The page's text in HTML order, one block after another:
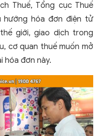
Thuế, Tổng cục Thuế
hướng hóa đơn điện tử
giới, giao dịch trong
cơ quan thuế muốn mở
hóa đơn này.